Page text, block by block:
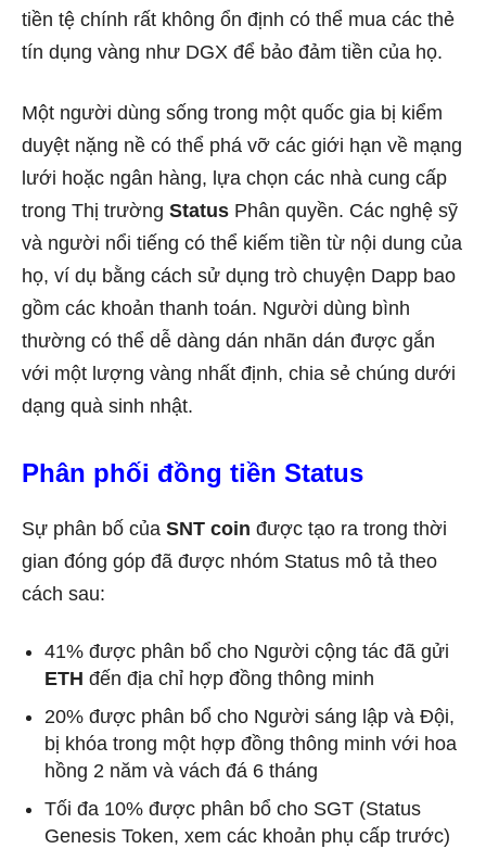
tiền tệ chính rất không ổn định có thể mua các thẻ
tín dụng vàng như DGX để bảo đảm tiền của họ.
Một người dùng sống trong một quốc gia bị kiểm
duyệt nặng nề có thể phá vỡ các giới hạn về mạng
lưới hoặc ngân hàng, lựa chọn các nhà cung cấp
trong Thị trường Status Phân quyền. Các nghệ sỹ
và người nổi tiếng có thể kiếm tiền từ nội dung của
họ, ví dụ bằng cách sử dụng trò chuyện Dapp bao
gồm các khoản thanh toán. Người dùng bình
thường có thể dễ dàng dán nhãn dán được gắn
với một lượng vàng nhất định, chia sẻ chúng dưới
dạng quà sinh nhật.
Phân phối đồng tiền Status
Sự phân bố của SNT coin được tạo ra trong thời
gian đóng góp đã được nhóm Status mô tả theo
cách sau:
41% được phân bổ cho Người cộng tác đã gửi
ETH đến địa chỉ hợp đồng thông minh
20% được phân bổ cho Người sáng lập và Đội,
bị khóa trong một hợp đồng thông minh với hoa
hồng 2 năm và vách đá 6 tháng
Tối đa 10% được phân bổ cho SGT (Status
Genesis Token, xem các khoản phụ cấp trước)